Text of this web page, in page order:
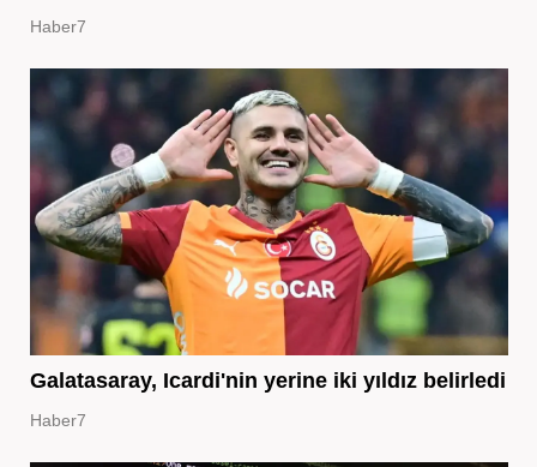
Haber7
Galatasaray, Icardi'nin yerine iki yıldız belirledi
Haber7